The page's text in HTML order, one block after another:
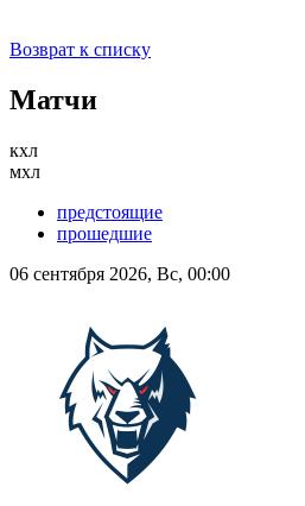
Возврат к списку
Матчи
кхл
мхл
предстоящие
прошедшие
06 сентября 2026, Вс, 00:00